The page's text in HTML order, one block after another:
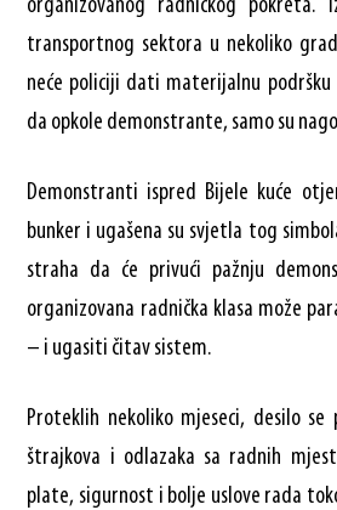
organizovanog radničkog
transportnog sektora u nekoliko
neće policiji dati materijalnu podršku
da opkole demonstrante, samo su
Demonstranti ispred Bijele kuće
bunker i ugašena su svjetla tog
straha da će privući pažnju
organizovana radnička klasa može
– i ugasiti čitav sistem.
Proteklih nekoliko mjeseci, desilo se
štrajkova i odlazaka sa radnih
plate, sigurnost i bolje uslove rada